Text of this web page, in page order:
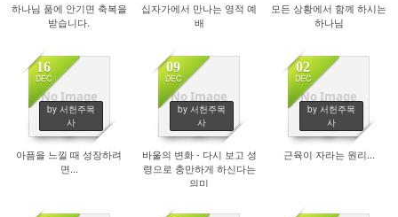
하나님 품에 안기면 축복을
받습니다.
십자가에서 만나는 영적 예
배
모든 상황에서 함께 하시는
하나님
No Image
16
DEC
by 서헌주목
사
2939
아픔을 느낄 때 성장하려
면...
No Image
09
DEC
by 서헌주목
사
2789
바울의 변화 - 다시 보고 성
령으로 충만하게 하신다는
의미
No Image
02
DEC
by 서헌주목
사
2720
근육이 자라는 원리...